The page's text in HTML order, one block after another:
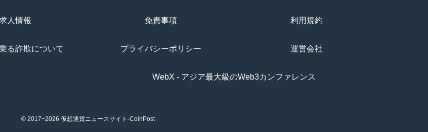
人情報 免責事項 利用規約
る詐欺について プライバシーポリシー 運営会社
WebX - アジア最大級のWeb3カンファレンス
© 2017−2026 仮想通貨ニュースサイト-CoinPost